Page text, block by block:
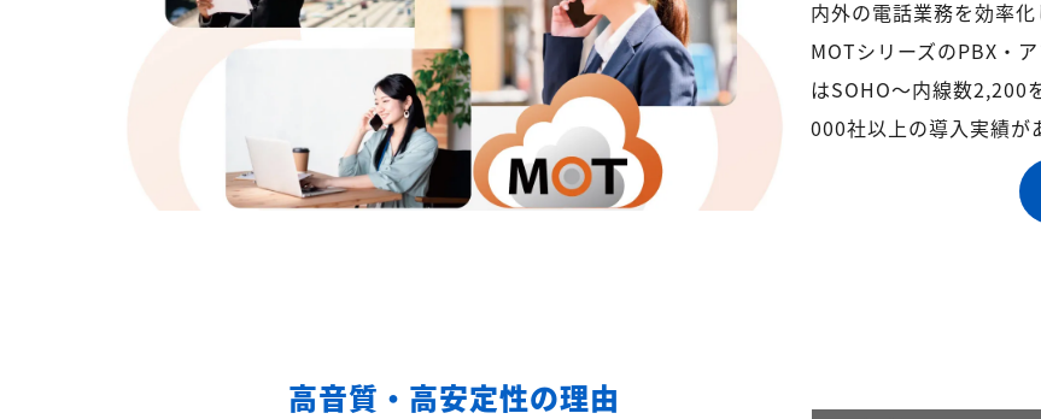
内外の電話業務を効率化
MOTシリーズのPBX・
はSOHO～内線数2,200
000社以上の導入実績が
高音質・高安定性の理由